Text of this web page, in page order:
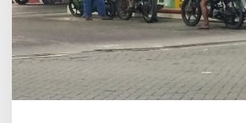
d
u
g
a
M
i